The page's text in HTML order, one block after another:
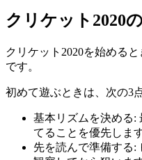
クリケット2020
クリケット2020を始める
です。
初めて遊ぶときは、次の3
基本リズムを決める:
てることを優先します
先を読んで準備する: